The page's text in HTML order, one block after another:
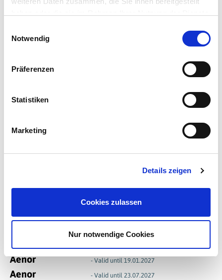
Mehr Informationen finden Sie in unserer
Notwendig
Präferenzen
Statistiken
Marketing
Details zeigen
Cookies zulassen
Nur notwendige Cookies
TRAYS
Name
approved
Tubs and trays No
- Valid until 15.07.2027
- Valid until 15.07.2027
Aenor - Valid until 15.07.2027
- Valid until 15.07.2027
Aenor - Valid until 19.01.2027
Aenor - Valid until 23.07.2027